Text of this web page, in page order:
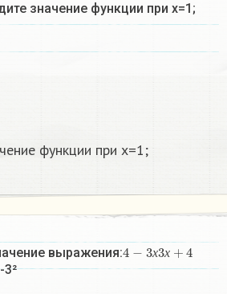
значение функции при х=1;
функции при х=1;
выражения: х
4−3х
х
3х+4
3²​